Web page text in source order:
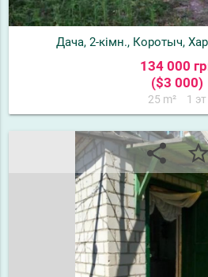
Дача, 2-кімн., Коротыч,
134 000
($3 000)
25 m² 1 эт
share